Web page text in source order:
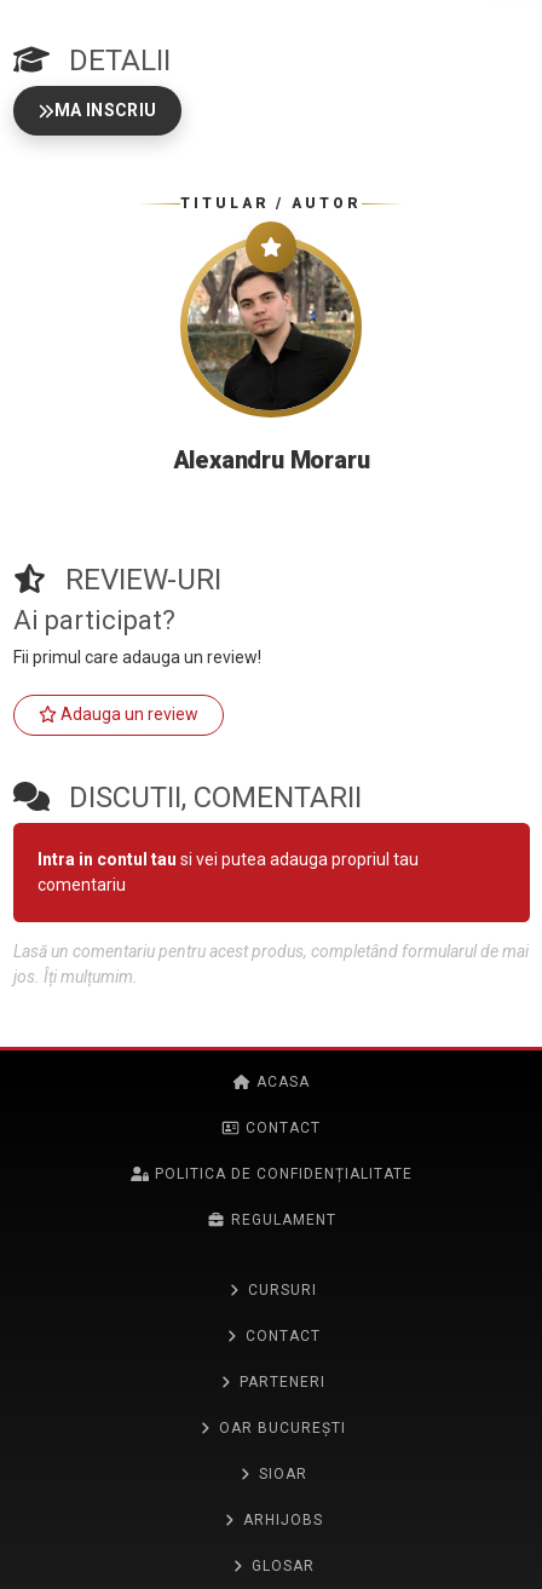
DETALII
MA INSCRIU
TITULAR / AUTOR
Alexandru Moraru
REVIEW-URI
Ai participat?
Fii primul care adauga un review!
Adauga un review
DISCUTII, COMENTARII
Intra in contul tau si vei putea adauga propriul tau
comentariu
Lasă un comentariu pentru acest produs, completând formularul de mai
jos. Îți mulțumim.
ACASA
CONTACT
POLITICA DE CONFIDENȚIALITATE
REGULAMENT
CURSURI
CONTACT
PARTENERI
OAR BUCUREȘTI
SIOAR
ARHIJOBS
GLOSAR